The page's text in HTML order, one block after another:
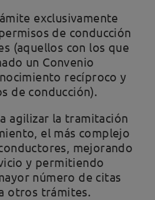
exclusivamente
de conducción
(aquellos con los que
un Convenio
recíproco y
de conducción).
agilizar la tramitación
el más complejo
mejorando
y permitiendo
número de citas
otros trámites.